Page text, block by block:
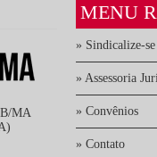
MA
MENU
» Sindicalize-se
» Assessoria
» Convênios
» Contato